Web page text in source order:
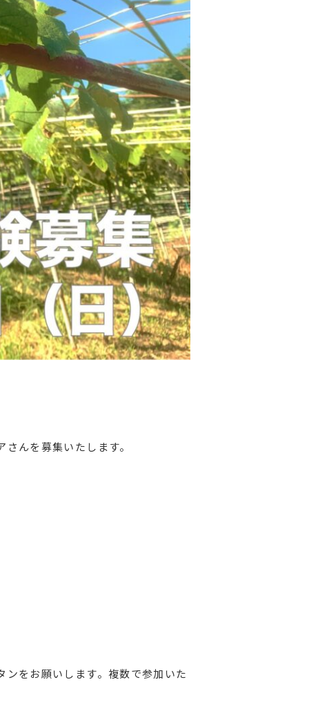
んを募集いたします。
をお願いします。複数で参加いた